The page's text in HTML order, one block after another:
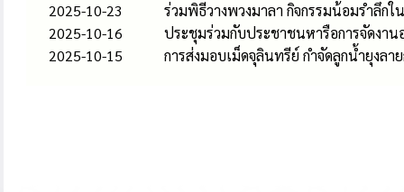
2025-10-23
ร่วมพิธีวางพวงมาลา กิจกรรมน้อมรำลึก
2025-10-16
ประชุมร่วมกับประชาชนหารือการจัดงา
2025-10-15
การส่งมอบเม็ดจุลินทรีย์ กำจัดลูกน้ำยุงล